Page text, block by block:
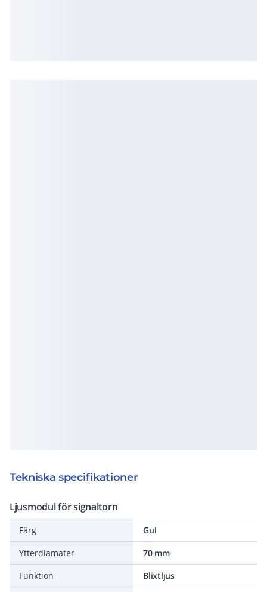
Tekniska specifikationer
Ljusmodul för signaltorn
Färg
Gul
Ytterdiamater
70 mm
Funktion
Blixtljus